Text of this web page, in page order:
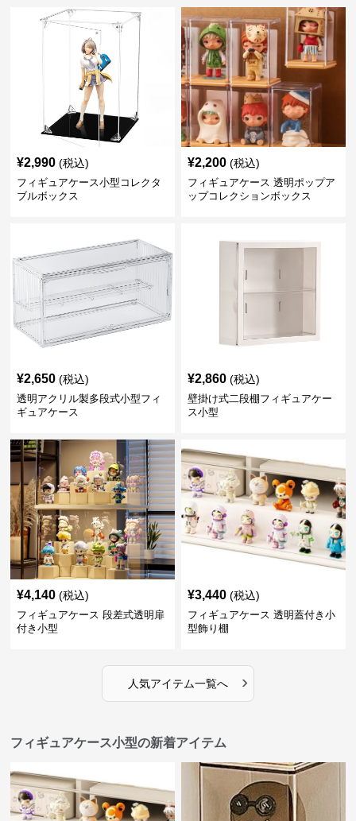
¥2,990 (税込)
フィギュアケース小型コレクタ
ブルボックス
¥2,200 (税込)
フィギュアケース 透明ポップア
ップコレクションボックス
¥2,650 (税込)
透明アクリル製多段式小型フィ
ギュアケース
¥2,860 (税込)
壁掛け式二段棚フィギュアケー
ス小型
¥4,140 (税込)
フィギュアケース 段差式透明扉
付き小型
¥3,440 (税込)
フィギュアケース 透明蓋付き小
型飾り棚
人気アイテム一覧へ ›
フィギュアケース小型の新着アイテム